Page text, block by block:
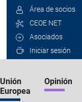
Área de socios
CEOE NET
Asociados
Iniciar sesión
Unión
Europea
Opinión